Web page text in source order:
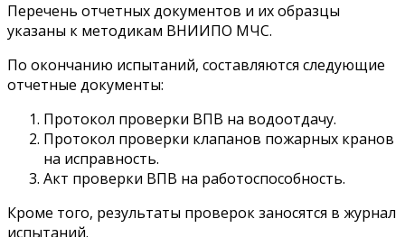
Перечень отчетных документов и их образцы
указаны к методикам ВНИИПО МЧС.
По окончанию испытаний, составляются следующие
отчетные документы:
Протокол проверки ВПВ на водоотдачу.
Протокол проверки клапанов пожарных кранов
на исправность.
Акт проверки ВПВ на работоспособность.
Кроме того, результаты проверок заносятся в журнал
испытаний.